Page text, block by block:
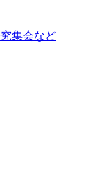
集会など